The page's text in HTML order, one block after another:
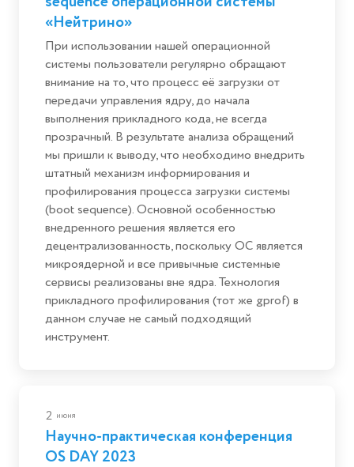
«Нейтрино»
При использовании нашей операционной
системы пользователи регулярно обращают
внимание на то, что процесс её загрузки от
передачи управления ядру, до начала
выполнения прикладного кода, не всегда
прозрачный. В результате анализа обращений
мы пришли к выводу, что необходимо внедрить
штатный механизм информирования и
профилирования процесса загрузки системы
(boot sequence). Основной особенностью
внедренного решения является его
децентрализованность, поскольку ОС является
микроядерной и все привычные системные
сервисы реализованы вне ядра. Технология
прикладного профилирования (тот же gprof) в
данном случае не самый подходящий
инструмент.
2 июня
Научно-практическая конференция
OS DAY 2023